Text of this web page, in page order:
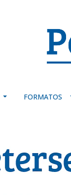
FORMATOS